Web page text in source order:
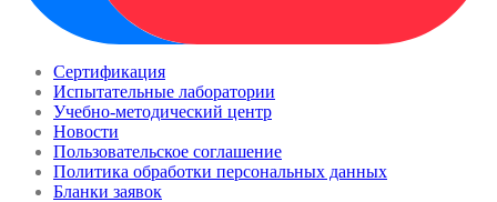
Сертификация
Испытательные лаборатории
Учебно-методический центр
Новости
Пользовательское соглашение
Политика обработки персональных данных
Бланки заявок